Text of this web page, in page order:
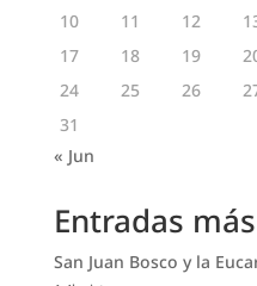
10
11 12
17
18 19
24
25 26
31
« Jun
Entradas
San Juan Bosco y la